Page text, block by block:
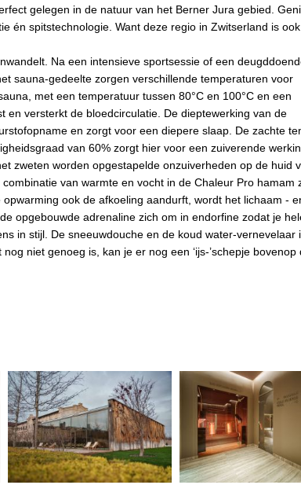
gelegen in de natuur van het Berner Jura gebied.
én spitstechnologie. Want deze regio in Zwitserland is
Na een intensieve sportsessie of een
sauna-gedeelte zorgen verschillende temperaturen voor
met een temperatuur tussen 80°C en 100°C en een
en versterkt de bloedcirculatie. De dieptewerking van de
en zorgt voor een diepere slaap. De zachte
van 60% zorgt hier voor een zuiverende
zweten worden opgestapelde onzuiverheden op de huid
van warmte en vocht in de Chaleur Pro hamam
ook de afkoeling aandurft, wordt het lichaam -
opgebouwde adrenaline zich om in endorfine zodat je
in stijl. De sneeuwdouche en de koud water-vernevelaar
niet genoeg is, kan je er nog een ‘ijs-’schepje bovenop